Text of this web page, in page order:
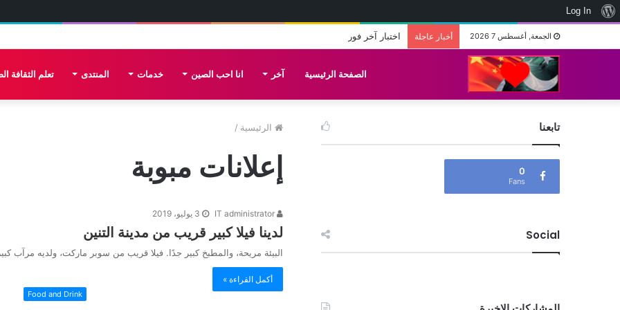
الجمعة, أغسطس 7 2026 أخبار عاجلة اختبار آخر فور
الصفحة الرئيسية آخر انا احب الصين خدمات المنتدى تعلم الثقافة
الرئيسية /
إعلانات مبوبة
3 يوليو، 2019
لدينا فيلا كبير قريب من مدينة التنين
البيئة مريحة، والمطبخ كبير جدًا. فيلا قريب من سوبر ماركت، ولديه مرآب كبير وحمام سباحة.
أكمل القراءة »
Food and Drink
تابعنا
0
Fans
Social
نبذةLog In